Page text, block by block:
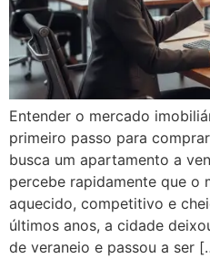
Entender o mercado
primeiro passo para
busca um apartamento a
percebe rapidamente que o
aquecido, competitivo e
últimos anos, a cidade
de veraneio e passou a ser